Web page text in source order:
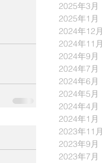
2025年3月
2025年1月
2024年12月
2024年11月
2024年9月
2024年7月
2024年6月
2024年5月
2024年4月
2024年1月
2023年11月
2023年9月
2023年7月